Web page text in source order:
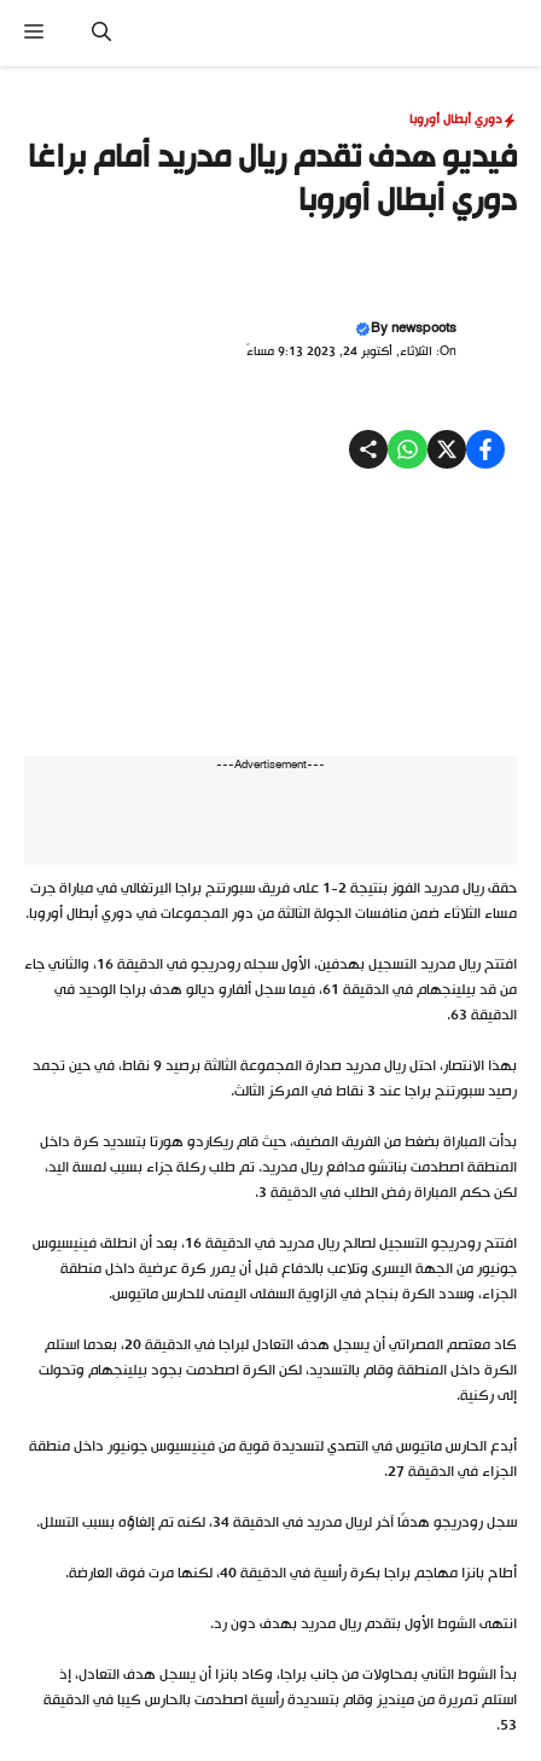
المحتوى
دوري أبطال أوروبا
فيديو هدف تقدم ريال مدريد أمام براغا
دوري أبطال أوروبا
Bynewspoots
On: الثلاثاء, أكتوبر 24, 2023 9:13 مساءً
---Advertisement---
حقق ريال مدريد الفوز بنتيجة 2-1 على فريق سبورتنج براجا البرتغالي في مباراة جرت
مساء الثلاثاء ضمن منافسات الجولة الثالثة من دور المجموعات في دوري أبطال أوروبا.
افتتح ريال مدريد التسجيل بهدفين، الأول سجله رودريجو في الدقيقة 16، والثاني جاء
من قد بيلينجهام في الدقيقة 61، فيما سجل ألفارو ديالو هدف براجا الوحيد في
الدقيقة 63.
بهذا الانتصار، احتل ريال مدريد صدارة المجموعة الثالثة برصيد 9 نقاط، في حين تجمد
رصيد سبورتنج براجا عند 3 نقاط في المركز الثالث.
بدأت المباراة بضغط من الفريق المضيف، حيث قام ريكاردو هورتا بتسديد كرة داخل
المنطقة اصطدمت بناتشو مدافع ريال مدريد. تم طلب ركلة جزاء بسبب لمسة اليد،
لكن حكم المباراة رفض الطلب في الدقيقة 3.
افتتح رودريجو التسجيل لصالح ريال مدريد في الدقيقة 16، بعد أن انطلق فينيسيوس
جونيور من الجهة اليسرى وتلاعب بالدفاع قبل أن يمرر كرة عرضية داخل منطقة
الجزاء، وسدد الكرة بنجاح في الزاوية السفلى اليمنى للحارس ماتيوس.
كاد معتصم المصراتي أن يسجل هدف التعادل لبراجا في الدقيقة 20، بعدما استلم
الكرة داخل المنطقة وقام بالتسديد، لكن الكرة اصطدمت بجود بيلينجهام وتحولت
إلى ركنية.
أبدع الحارس ماتيوس في التصدي لتسديدة قوية من فينيسيوس جونيور داخل منطقة
الجزاء في الدقيقة 27.
سجل رودريجو هدفًا آخر لريال مدريد في الدقيقة 34، لكنه تم إلغاؤه بسبب التسلل.
أطاح بانزا مهاجم براجا بكرة رأسية في الدقيقة 40، لكنها مرت فوق العارضة.
انتهى الشوط الأول بتقدم ريال مدريد بهدف دون رد.
بدأ الشوط الثاني بمحاولات من جانب براجا، وكاد بانزا أن يسجل هدف التعادل، إذ
استلم تمريرة من مينديز وقام بتسديدة رأسية اصطدمت بالحارس كيبا في الدقيقة
53.